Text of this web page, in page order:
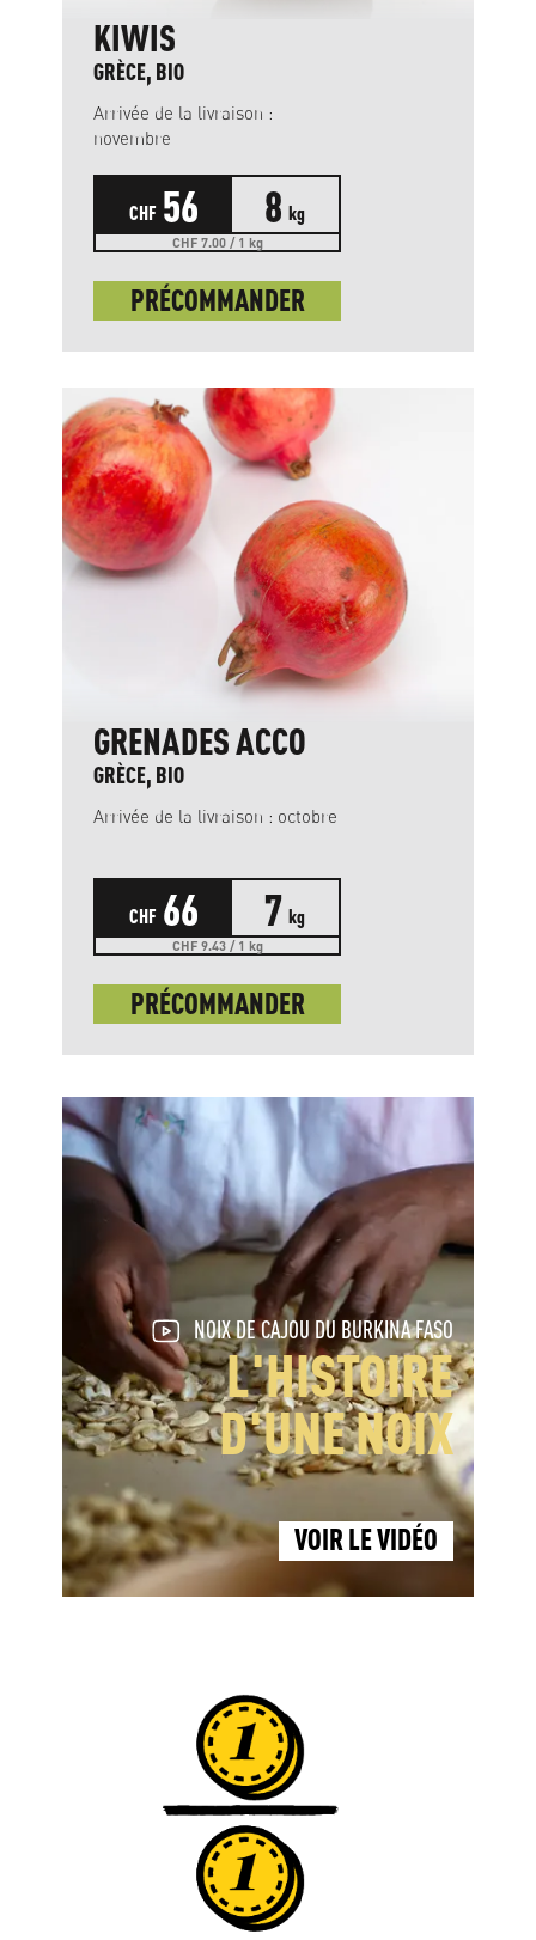
KIWIS
GRÈCE, BIO
Arrivée de la livraison :
novembre
CHF 56 8 kg
CHF 7.00 / 1 kg
PRÉCOMMANDER
GRENADES ACCO
GRÈCE, BIO
Arrivée de la livraison : octobre
CHF 66 7 kg
CHF 9.43 / 1 kg
PRÉCOMMANDER
NOIX DE CAJOU DU BURKINA FASO
L'HISTOIRE
D'UNE NOIX
VOIR LE VIDÉO